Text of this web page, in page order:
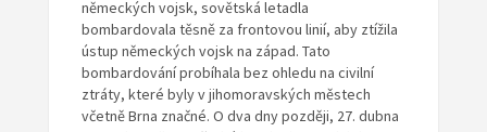
německých vojsk, sovětská letadla
bombardovala těsně za frontovou linií, aby ztížila
ústup německých vojsk na západ. Tato
bombardování probíhala bez ohledu na civilní
ztráty, které byly v jihomoravských městech
včetně Brna značné. O dva dny později, 27. dubna